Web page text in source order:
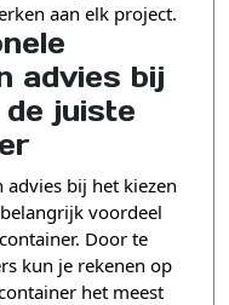
aan elk project.
advies bij
juiste
bij het kiezen
voordeel
Door te
kun je rekenen op
het meest